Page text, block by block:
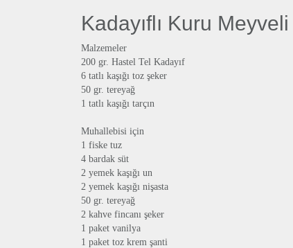
Kadayıflı Kuru
Malzemeler
200 gr. Hastel Tel Kadayıf
6 tatlı kaşığı toz şeker
50 gr. tereyağ
1 tatlı kaşığı tarçın
Muhallebisi için
1 fiske tuz
4 bardak süt
2 yemek kaşığı un
2 yemek kaşığı nişasta
50 gr. tereyağ
2 kahve fincanı şeker
1 paket vanilya
1 paket toz krem şanti